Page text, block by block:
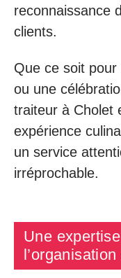
reconnaissance
clients.
Que ce soit pour
ou une
traiteur à Cholet
expérience
un service
irréprochable.
Une